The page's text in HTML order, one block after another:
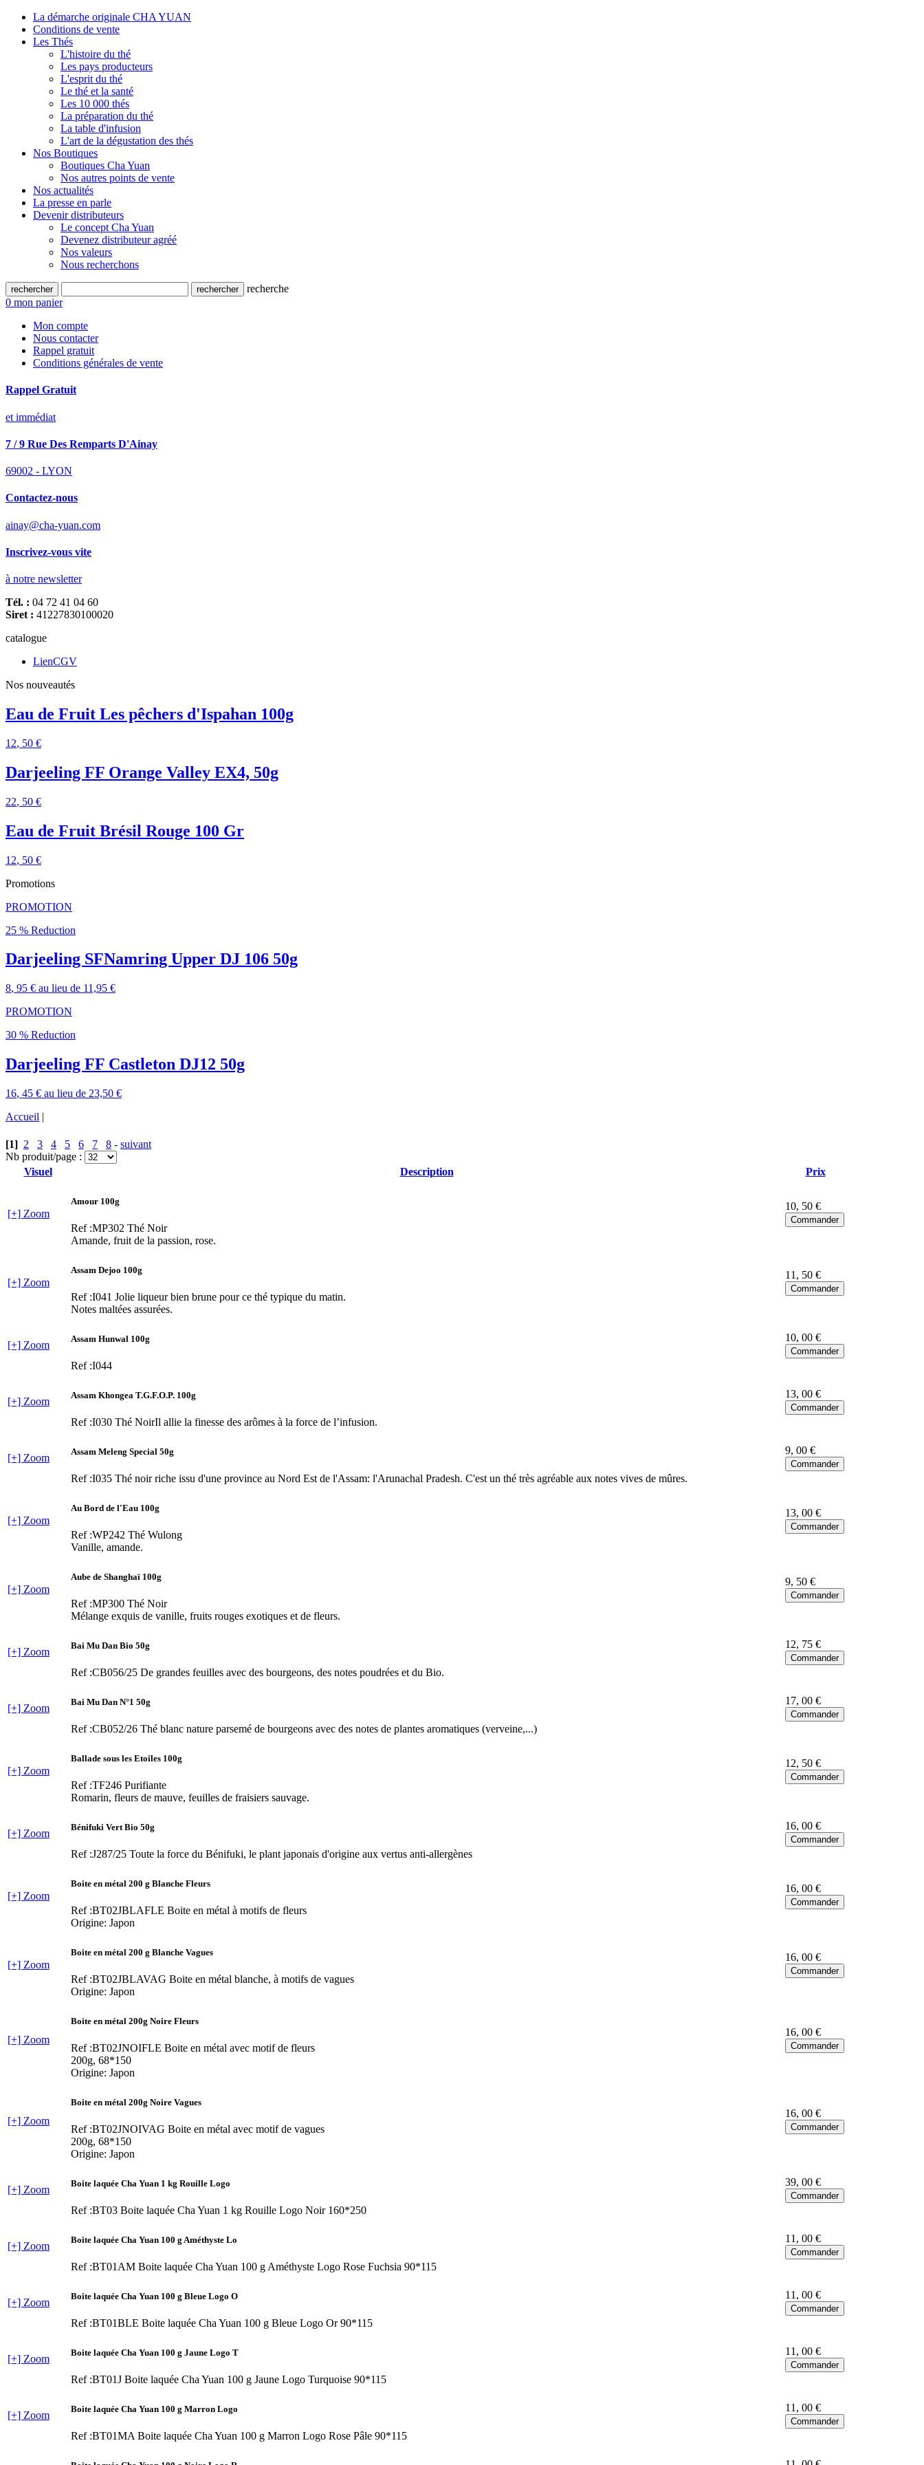
La démarche originale CHA YUAN
Conditions de vente
Les Thés
L'histoire du thé
Les pays producteurs
L'esprit du thé
Le thé et la santé
Les 10 000 thés
La préparation du thé
La table d'infusion
L'art de la dégustation des thés
Nos Boutiques
Boutiques Cha Yuan
Nos autres points de vente
Nos actualités
La presse en parle
Devenir distributeurs
Le concept Cha Yuan
Devenez distributeur agréé
Nos valeurs
Nous recherchons
recherche
0 mon panier
Mon compte
Nous contacter
Rappel gratuit
Conditions générales de vente
Rappel Gratuit
et immédiat
7 / 9 Rue Des Remparts D'Ainay
69002 - LYON
Contactez-nous
ainay@cha-yuan.com
Inscrivez-vous vite
à notre newsletter
Tél. : 04 72 41 04 60
Siret : 41227830100020
catalogue
LienCGV
Nos nouveautés
Eau de Fruit Les pêchers d'Ispahan 100g
12, 50 €
Darjeeling FF Orange Valley EX4, 50g
22, 50 €
Eau de Fruit Brésil Rouge 100 Gr
12, 50 €
Promotions
PROMOTION
25 % Reduction
Darjeeling SFNamring Upper DJ 106 50g
8, 95 € au lieu de 11,95 €
PROMOTION
30 % Reduction
Darjeeling FF Castleton DJ12 50g
16, 45 € au lieu de 23,50 €
Accueil |
[1] 2 3 4 5 6 7 8 - suivant
Nb produit/page :
Visuel
Description Prix
[+] Zoom
Amour 100g
Ref :MP302 Thé Noir
Amande, fruit de la passion, rose.
10, 50 €
[+] Zoom
Assam Dejoo 100g
Ref :I041 Jolie liqueur bien brune pour ce thé typique du matin.
Notes maltées assurées.
11 , 50 €
[+] Zoom
Assam Hunwal 100g
Ref :I044
10, 00 €
[+] Zoom
Assam Khongea T.G.F.O.P. 100g
Ref :I030 Thé NoirIl allie la finesse des arômes à la force de l’infusion.
13, 00 €
[+] Zoom
Assam Meleng Special 50g
Ref :I035 Thé noir riche issu d'une province au Nord Est de l'Assam: l'Arunachal Pradesh. C'est un thé très agréable aux notes vives de mûres.
9, 00 €
[+] Zoom
Au Bord de l'Eau 100g
Ref :WP242 Thé Wulong
Vanille, amande.
13, 00 €
[+] Zoom
Aube de Shanghaï 100g
Ref :MP300 Thé Noir
Mélange exquis de vanille, fruits rouges exotiques et de fleurs.
9, 50 €
[+] Zoom
Bai Mu Dan Bio 50g
Ref :CB056/25 De grandes feuilles avec des bourgeons, des notes poudrées et du Bio.
12, 75 €
[+] Zoom
Bai Mu Dan N°1 50g
Ref :CB052/26 Thé blanc nature parsemé de bourgeons avec des notes de plantes aromatiques (verveine,...)
17, 00 €
[+] Zoom
Ballade sous les Etoiles 100g
Ref :TF246 Purifiante
Romarin, fleurs de mauve, feuilles de fraisiers sauvage.
12, 50 €
[+] Zoom
Bénifuki Vert Bio 50g
Ref :J287/25 Toute la force du Bénifuki, le plant japonais d'origine aux vertus anti-allergènes
16, 00 €
[+] Zoom
Boite en métal 200 g Blanche Fleurs
Ref :BT02JBLAFLE Boite en métal à motifs de fleurs
Origine: Japon
16, 00 €
[+] Zoom
Boite en métal 200 g Blanche Vagues
Ref :BT02JBLAVAG Boite en métal blanche, à motifs de vagues
Origine: Japon
16, 00 €
[+] Zoom
Boite en métal 200g Noire Fleurs
Ref :BT02JNOIFLE Boite en métal avec motif de fleurs
200g, 68*150
Origine: Japon
16, 00 €
[+] Zoom
Boite en métal 200g Noire Vagues
Ref :BT02JNOIVAG Boite en métal avec motif de vagues
200g, 68*150
Origine: Japon
16, 00 €
[+] Zoom
Boite laquée Cha Yuan 1 kg Rouille Logo
Ref :BT03 Boite laquée Cha Yuan 1 kg Rouille Logo Noir 160*250
39, 00 €
[+] Zoom
Boite laquée Cha Yuan 100 g Améthyste Lo
Ref :BT01AM Boite laquée Cha Yuan 100 g Améthyste Logo Rose Fuchsia 90*115
11 , 00 €
[+] Zoom
Boite laquée Cha Yuan 100 g Bleue Logo O
Ref :BT01BLE Boite laquée Cha Yuan 100 g Bleue Logo Or 90*115
11 , 00 €
[+] Zoom
Boite laquée Cha Yuan 100 g Jaune Logo T
Ref :BT01J Boite laquée Cha Yuan 100 g Jaune Logo Turquoise 90*115
11 , 00 €
[+] Zoom
Boite laquée Cha Yuan 100 g Marron Logo
Ref :BT01MA Boite laquée Cha Yuan 100 g Marron Logo Rose Pâle 90*115
11 , 00 €